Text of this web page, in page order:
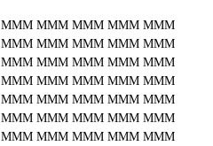
MMM MMM MMM MMM MMM
MMM MMM MMM MMM MMM
MMM MMM MMM MMM MMM
MMM MMM MMM MMM MMM
MMM MMM MMM MMM MMM
MMM MMM MMM MMM MMM
MMM MMM MMM MMM MMM